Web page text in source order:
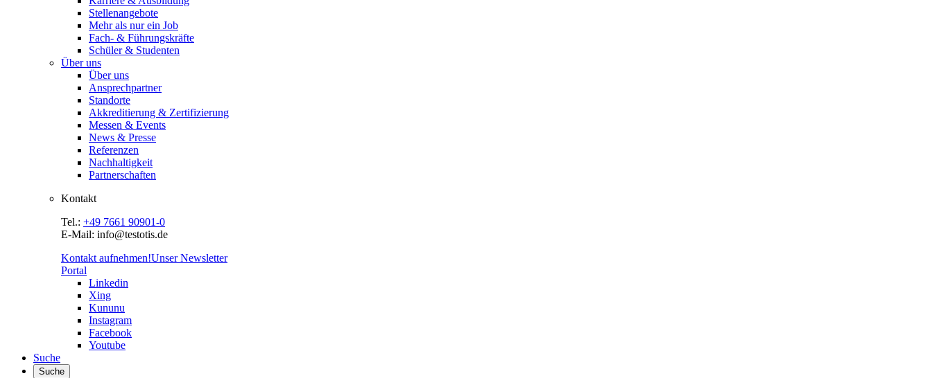
Stellenangebote
Mehr als nur ein Job
Fach- & Führungskräfte
Schüler & Studenten
Über uns
Über uns
Ansprechpartner
Standorte
Akkreditierung & Zertifizierung
Messen & Events
News & Presse
Referenzen
Nachhaltigkeit
Partnerschaften
Kontakt
Tel.: +49 7661 90901-0
E-Mail: info@testotis.de
Kontakt aufnehmen!Unser Newsletter
Portal
Linkedin
Xing
Kununu
Instagram
Facebook
Youtube
Suche
Suche